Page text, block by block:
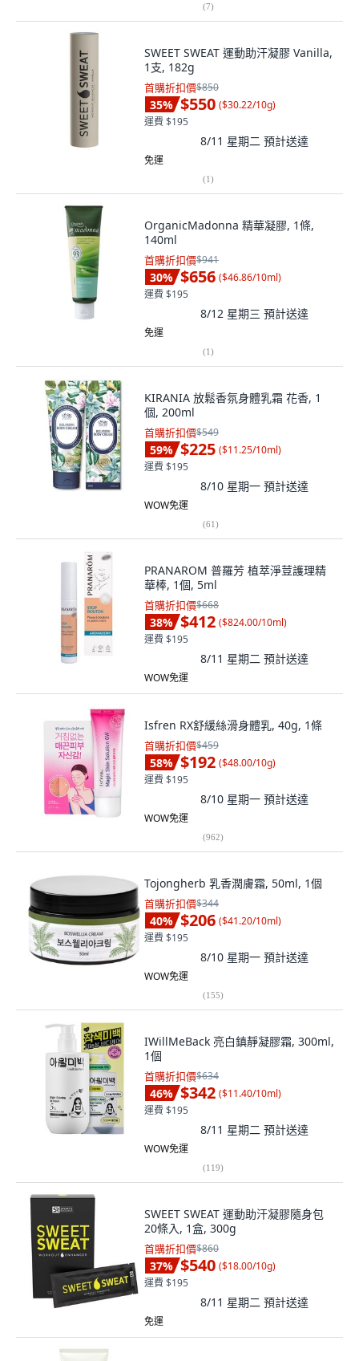
(7)
SWEET SWEAT 運動助汗凝膠 Vanilla,
1支, 182g
首購折扣價$850
35% $550 ($30.22/10g)
運費 $195
8/11 星期二 預計送達
免運
(1)
OrganicMadonna 精華凝膠, 1條,
140ml
首購折扣價$941
30% $656 ($46.86/10ml)
運費 $195
8/12 星期三 預計送達
免運
(1)
KIRANIA 放鬆香氛身體乳霜 花香, 1
個, 200ml
首購折扣價$549
59% $225 ($11.25/10ml)
運費 $195
8/10 星期一 預計送達
WOW免運
(61)
PRANAROM 普羅芳 植萃淨荳護理精
華棒, 1個, 5ml
首購折扣價$668
38% $412 ($824.00/10ml)
運費 $195
8/11 星期二 預計送達
WOW免運
Isfren RX舒緩絲滑身體乳, 40g, 1條
首購折扣價$459
58% $192 ($48.00/10g)
運費 $195
8/10 星期一 預計送達
WOW免運
(962)
Tojongherb 乳香潤膚霜, 50ml, 1個
首購折扣價$344
40% $206 ($41.20/10ml)
運費 $195
8/10 星期一 預計送達
WOW免運
(155)
IWillMeBack 亮白鎮靜凝膠霜, 300ml,
1個
首購折扣價$634
46% $342 ($11.40/10ml)
運費 $195
8/11 星期二 預計送達
WOW免運
(119)
SWEET SWEAT 運動助汗凝膠隨身包
20條入, 1盒, 300g
首購折扣價$860
37% $540 ($18.00/10g)
運費 $195
8/11 星期二 預計送達
免運